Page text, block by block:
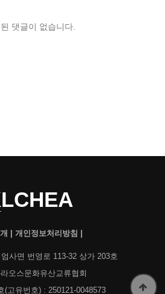
댓글이 없습니다.
KLCHEA
개인정보처리방침
사면 번영로 113-32 상가 203호
오스문화유산교류협회
(고유번호) : 250121-0048573